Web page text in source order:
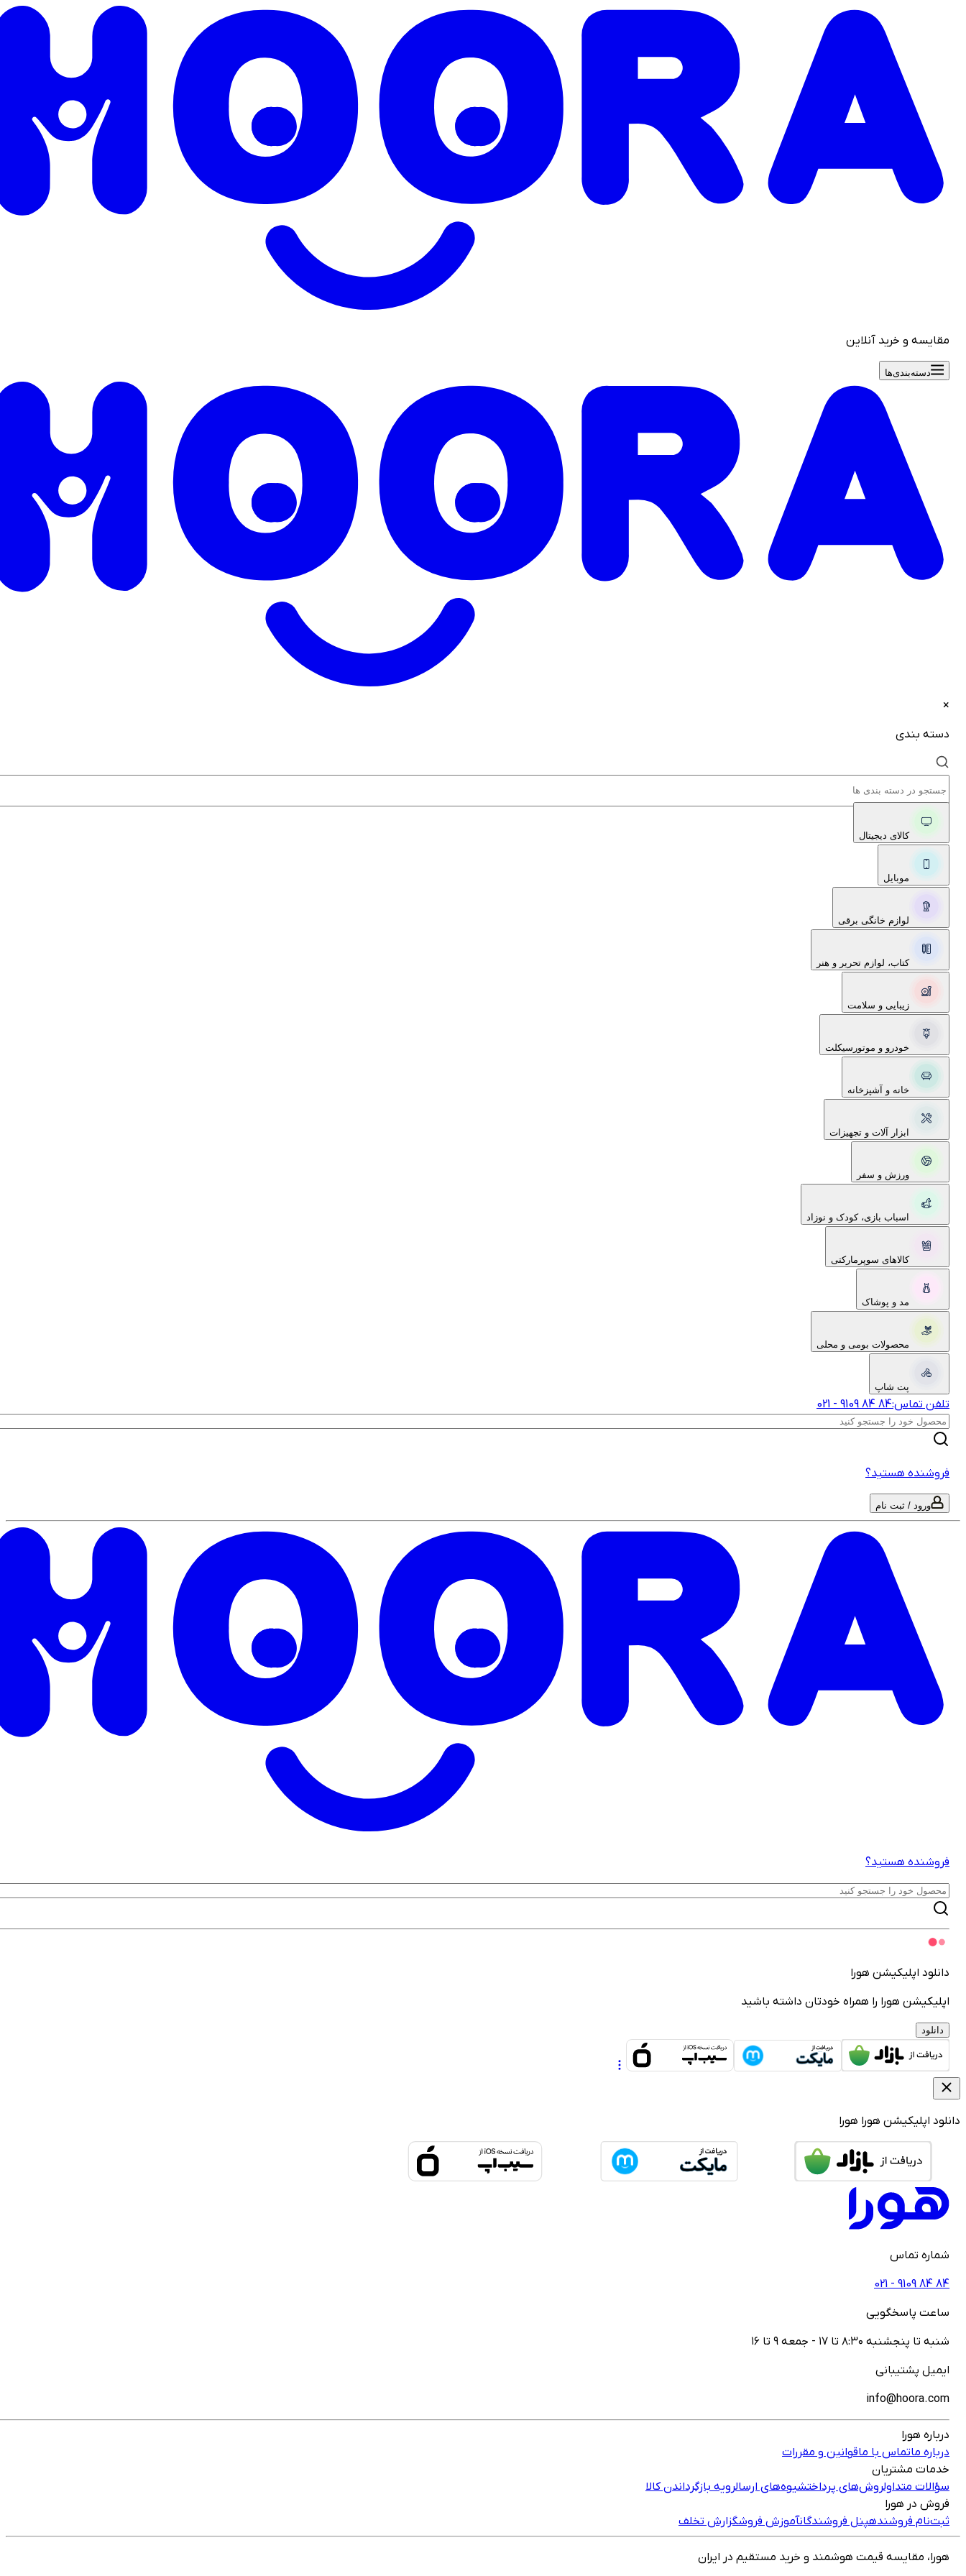
مقایسه و خرید آنلاین
دسته‌بندی‌ها
×
دسته بندی
کالای دیجیتال
موبایل
لوازم خانگی برقی
کتاب، لوازم تحریر و هنر
زیبایی و سلامت
خودرو و موتورسیکلت
خانه و آشپزخانه
ابزار آلات و تجهیزات
ورزش و سفر
اسباب بازی، کودک و نوزاد
کالاهای سوپرمارکتی
مد و پوشاک
محصولات بومی و محلی
پت شاپ
تلفن تماس: 021 - ‎9109‎ ‎84‎ ‎84‎
فروشنده هستید؟
ورود / ثبت نام
فروشنده هستید؟
دانلود اپلیکیشن هورا
اپلیکیشن هورا را همراه خودتان داشته باشید
دانلود
دانلود اپلیکیشن هورا هورا
شماره تماس
021 - ‎9109‎ ‎84‎ ‎84‎
ساعت پاسخگویی
شنبه تا پنجشنبه ۸:۳۰ تا ۱۷ - جمعه ۹ تا ۱۶
ایمیل پشتیبانی
info@hoora.com
درباره هورا
درباره ماتماس با ماقوانین و مقررات
خدمات مشتریان
سؤالات متداولروش‌های پرداختشیوه‌های ارسالرویه بازگرداندن کالا
فروش در هورا
ثبت‌نام فروشندهپنل فروشندگانآموزش فروشگزارش تخلف
هورا، مقایسه قیمت هوشمند و خرید مستقیم در ایران